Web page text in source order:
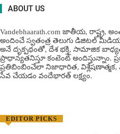
ABOUT US
Vandebhaarath.com జాతీయ, రాష్ట్ర,
అందించే స్వతంత్ర తెలుగు డిజిటల్ మీడియా
అనే దృక్పథంతో, దేశ భక్తి, సామాజిక
ప్రాధాన్యతనిస్తూ కంటెంట్ అందిస్తున్నాం.
ప్రతిబింబించేలా నిజాధారిత,
సేవ చేయడం వందేభార‌త్ ల‌క్ష్యం.
EDITOR PICKS